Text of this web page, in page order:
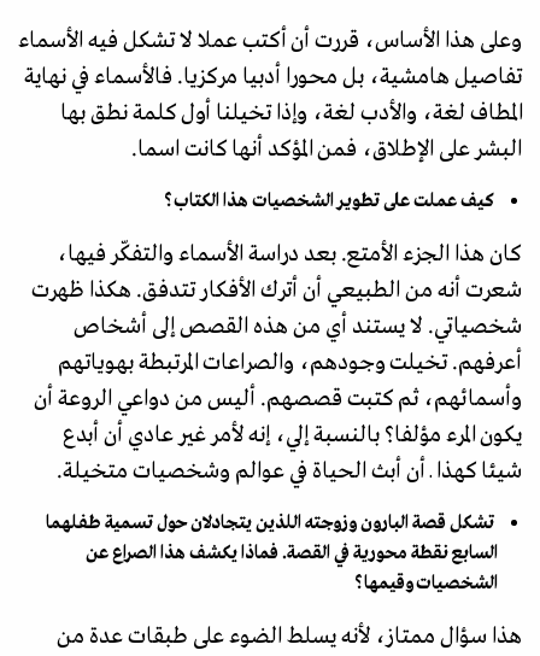
وعلى هذا الأساس، قررت أن أكتب عملا لا تشكل فيه الأسماء
تفاصيل هامشية، بل محورا أدبيا مركزيا. فالأسماء في نهاية
المطاف لغة، والأدب لغة، وإذا تخيلنا أول كلمة نطق بها
البشر على الإطلاق، فمن المؤكد أنها كانت اسما.
كيف عملت على تطوير الشخصيات هذا الكتاب؟
كان هذا الجزء الأمتع. بعد دراسة الأسماء والتفكّر فيها،
شعرت أنه من الطبيعي أن أترك الأفكار تتدفق. هكذا ظهرت
شخصياتي. لا يستند أي من هذه القصص إلى أشخاص
أعرفهم. تخيلت وجودهم، والصراعات المرتبطة بهوياتهم
وأسمائهم، ثم كتبت قصصهم. أليس من دواعي الروعة أن
يكون المرء مؤلفا؟ بالنسبة إلي، إنه لأمر غير عادي أن أبدع
شيئا كهذا ـ أن أبث الحياة في عوالم وشخصيات متخيلة.
تشكل قصة البارون وزوجته اللذين يتجادلان حول تسمية طفلهما
السابع نقطة محورية في القصة. فماذا يكشف هذا الصراع عن
الشخصيات وقيمها؟
هذا سؤال ممتاز، لأنه يسلط الضوء على طبقات عدة من